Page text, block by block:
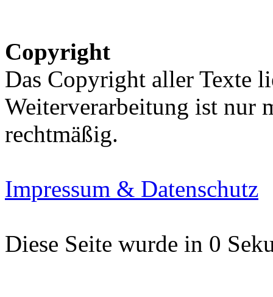
Copyright
Das Copyright aller Texte
Weiterverarbeitung ist nur
rechtmäßig.
Impressum & Datenschutz
Diese Seite wurde in 0